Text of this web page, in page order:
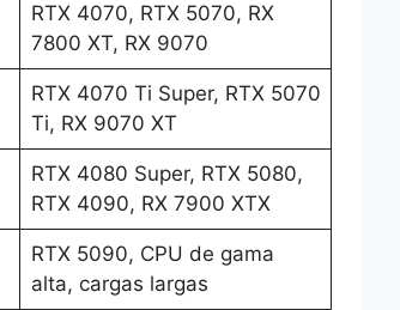
RTX 4070, RTX 5070, RX
7800 XT, RX 9070
RTX 4070 Ti Super, RTX 5070
Ti, RX 9070 XT
RTX 4080 Super, RTX 5080,
RTX 4090, RX 7900 XTX
RTX 5090, CPU de gama
alta, cargas largas